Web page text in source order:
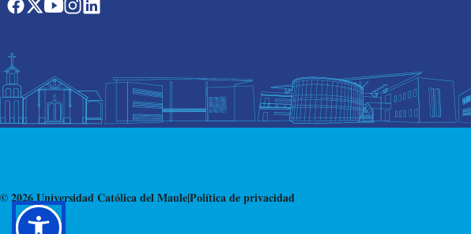
© 2026 Universidad Católica del Maule|Política de privacidad